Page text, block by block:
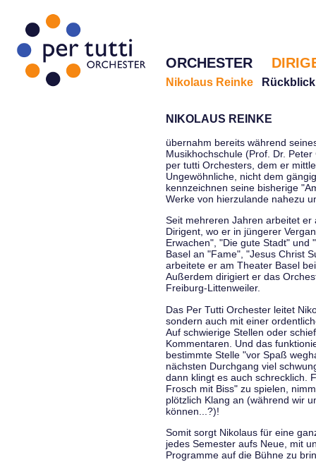
ORCHESTER
Nikolaus Reinke Rückblick
NIKOLAUS REINKE
übernahm bereits während
Musikhochschule (Prof. Dr.
per tutti Orchesters, dem er
Ungewöhnliche, nicht dem
kennzeichnen seine bisherige
Werke von hierzulande nahezu
Seit mehreren Jahren arbeitet
Dirigent, wo er in jüngerer
Erwachen", "Die gute Stadt" und
Basel an "Fame", "Jesus Christ
arbeitete er am Theater Basel
Außerdem dirigiert er das
Freiburg-Littenweiler.
Das Per Tutti Orchester leitet
sondern auch mit einer
Auf schwierige Stellen oder
Kommentaren. Und das
bestimmte Stelle "vor Spaß
nächsten Durchgang viel
dann klingt es auch schrecklich.
Frosch mit Biss" zu spielen,
plötzlich Klang an (während wir
können...?)!
Somit sorgt Nikolaus für eine
jedes Semester aufs Neue, mit
Programme auf die Bühne zu